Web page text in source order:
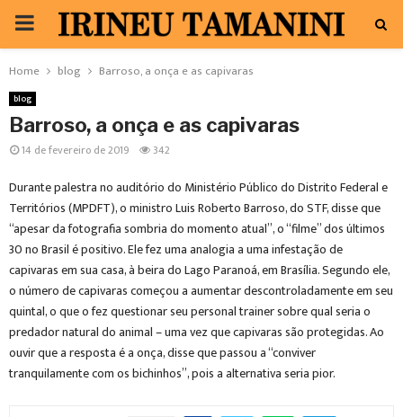
PRIMARY
MENU
Home blog Barroso, a onça e as capivaras
blog
Barroso, a onça e as capivaras
14 de fevereiro de 2019 342
Durante palestra no auditório do Ministério Público do Distrito Federal e
Territórios (MPDFT), o ministro Luis Roberto Barroso, do STF, disse que
“apesar da fotografia sombria do momento atual”, o “filme” dos últimos
30 no Brasil é positivo. Ele fez uma analogia a uma infestação de
capivaras em sua casa, à beira do Lago Paranoá, em Brasília. Segundo ele,
o número de capivaras começou a aumentar descontroladamente em seu
quintal, o que o fez questionar seu personal trainer sobre qual seria o
predador natural do animal – uma vez que capivaras são protegidas. Ao
ouvir que a resposta é a onça, disse que passou a “conviver
tranquilamente com os bichinhos”, pois a alternativa seria pior.